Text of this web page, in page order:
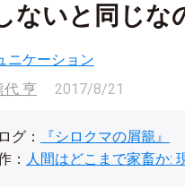
ないと同じな
ニケーション
代 亨
2017/8/21
グ： 『シロクマの屑籠』
： 人間はどこまで家畜か: